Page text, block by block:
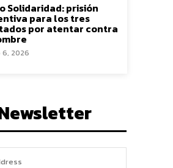
Solidaridad: prisión
para los tres
por atentar contra
2026